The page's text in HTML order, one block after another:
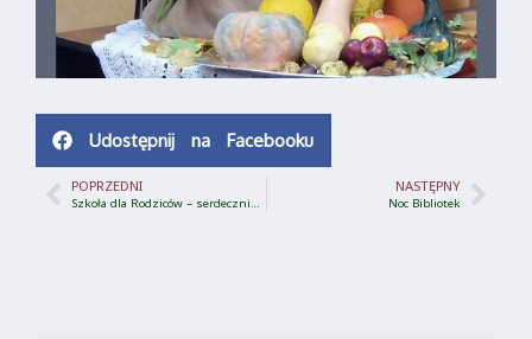
Udostępnij na Facebooku
POPRZEDNI
Szkoła dla Rodziców – serdecznie zapraszamy do zapisów !
NASTĘPNY
Noc Bibliotek